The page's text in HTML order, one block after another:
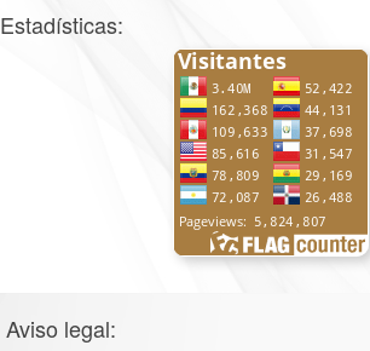
Estadísticas:
Aviso legal: